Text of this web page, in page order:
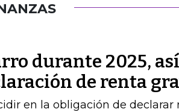
durante 2025,
de renta
en la obligación de declarar